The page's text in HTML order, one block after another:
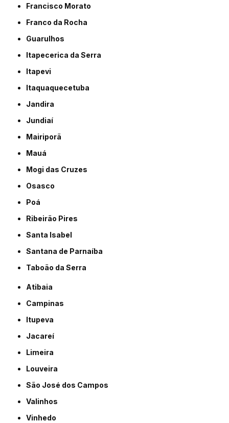
Francisco Morato
Franco da Rocha
Guarulhos
Itapecerica da Serra
Itapevi
Itaquaquecetuba
Jandira
Jundiaí
Mairiporã
Mauá
Mogi das Cruzes
Osasco
Poá
Ribeirão Pires
Santa Isabel
Santana de Parnaíba
Taboão da Serra
Atibaia
Campinas
Itupeva
Jacareí
Limeira
Louveira
São José dos Campos
Valinhos
Vinhedo